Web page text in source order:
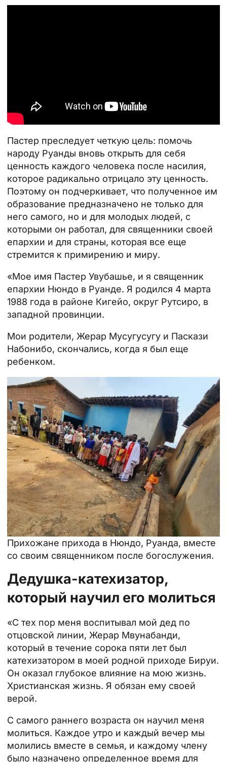
Пастер преследует четкую цель: помочь
народу Руанды вновь открыть для себя
ценность каждого человека после насилия,
которое радикально отрицало эту ценность.
Поэтому он подчеркивает, что полученное им
образование предназначено не только для
него самого, но и для молодых людей, с
которыми он работал, для священники своей
епархии и для страны, которая все еще
стремится к примирению и миру.
«Мое имя Пастер Увубашье, и я священник
епархии Нюндо в Руанде. Я родился 4 марта
1988 года в районе Кигейо, округ Рутсиро, в
западной провинции.
Мои родители, Жерар Мусугусугу и Паскази
Набонибо, скончались, когда я был еще
ребенком.
Прихожане прихода в Нюндо, Руанда, вместе
со своим священником после богослужения.
Дедушка-катехизатор,
который научил его молиться
«С тех пор меня воспитывал мой дед по
отцовской линии, Жерар Мвунабанди,
который в течение сорока пяти лет был
катехизатором в моей родной приходе Бируи.
Он оказал глубокое влияние на мою жизнь.
Христианская жизнь. Я обязан ему своей
верой.
С самого раннего возраста он научил меня
молиться. Каждое утро и каждый вечер мы
молились вместе в семья, и каждому члену
было назначено определенное время для